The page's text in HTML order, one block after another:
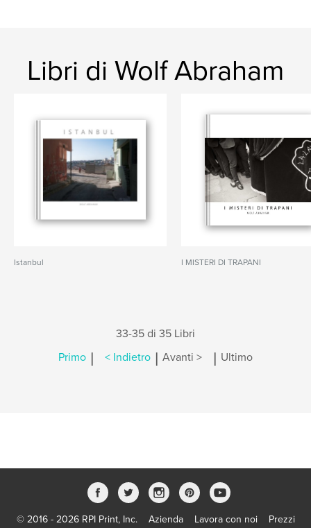
Libri di Wolf Abraham
Istanbul I MISTERI DI TRAPANI
33-35 di 35 Libri
Primo | < Indietro | Avanti > | Ultimo
© 2016 - 2026 RPI Print, Inc. Azienda Lavora con noi Prezzi